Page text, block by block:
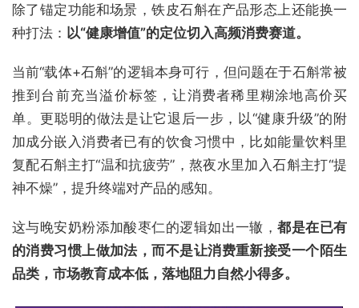
除了锚定功能和场景，铁皮石斛在产品形态上还能换一
种打法： 以“健康增值”的定位切入高频消费赛道。
当前“载体+石斛”的逻辑本身可行，但问题在于石斛常被
推到台前充当溢价标签，让消费者稀里糊涂地高价买
单。更聪明的做法是让它退后一步，以“健康升级”的附
加成分嵌入消费者已有的饮食习惯中，比如能量饮料里
复配石斛主打“温和抗疲劳”，熬夜水里加入石斛主打“提
神不燥”，提升终端对产品的感知。
这与晚安奶粉添加酸枣仁的逻辑如出一辙，都是在已有
的消费习惯上做加法，而不是让消费重新接受一个陌生
品类，市场教育成本低，落地阻力自然小得多。